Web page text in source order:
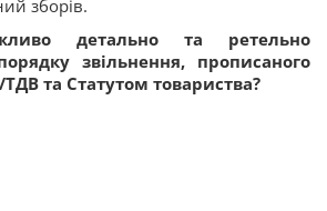
зборів.
детально та ретельно
звільнення, прописаного
та Статутом товариства?